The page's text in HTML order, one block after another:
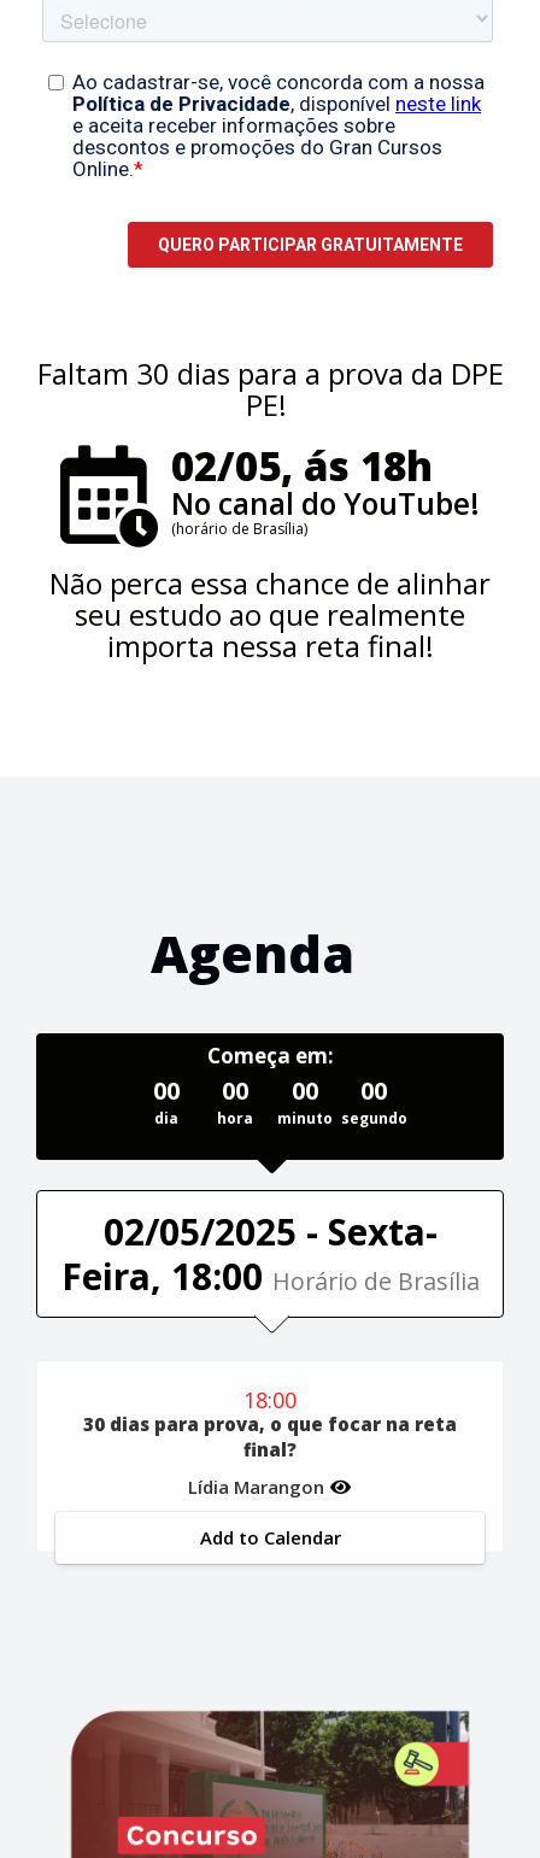
Faltam 30 dias para a prova da DPE
PE!
02/05, ás 18h
No canal do YouTube!
(horário de Brasília)
Não perca essa chance de alinhar
seu estudo ao que realmente
importa nessa reta final!
Agenda
Começa em:
00
dia
00
hora
00
minuto
00
segundo
02/05/2025 - Sexta-
Feira, 18:00 Horário de Brasília
18:00
30 dias para prova, o que focar na reta
final?
Lídia Marangon
Add to Calendar